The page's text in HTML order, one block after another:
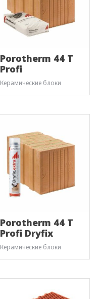
Porotherm 44 T
Profi
Керамические блоки
Porotherm 44 T
Profi Dryfix
Керамические блоки